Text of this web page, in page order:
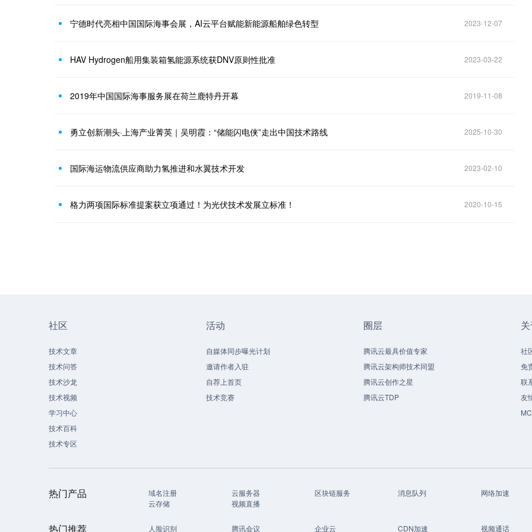
宁德时代亮相中国国际海事会展，AI云平台赋能新能源船舶绿色转型 2023-12-07
HAV Hydrogen船用集装箱氢能源系统获DNV原则性批准 2023-03-22
2019年中国国际海事服务展在荷兰鹿特丹开幕 2019-11-08
勇立创新潮头·上海产业菁英｜吴明霞：“储能闪电侠”走出中国技术路线 2025-10-30
国际海运物流供应商助力氢推进和水翼技术开发 2023-02-10
格力两项国际标准提案获立项通过！为光伏技术发展立标准！ 2020-10-15
社区
技术文章
技术问答
技术沙龙
技术视频
学习中心
技术百科
技术专区
活动
自媒体同步曝光计划
邀请作者入驻
自荐上首页
技术竞赛
圈层
腾讯云最具价值专家
腾讯云架构师技术同盟
腾讯云创作之星
腾讯云TDP
社
免
联
友
热门产品 域名注册 云服务器 区块链服务 消息队列
网络加速
云存储
视频直播
热门推荐 人脸识别 腾讯会议 企业云 CDN加速 视频通话